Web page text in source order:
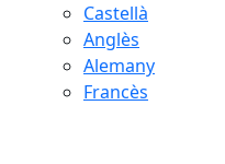
Castellà
Anglès
Alemany
Francès